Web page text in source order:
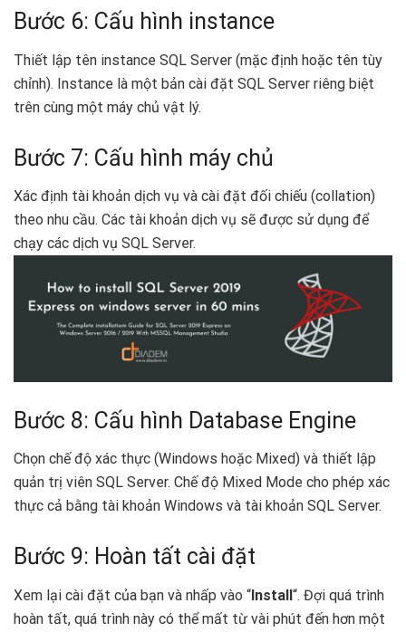
Bước 6: Cấu hình instance
Thiết lập tên instance SQL Server (mặc định hoặc tên tùy
chỉnh). Instance là một bản cài đặt SQL Server riêng biệt
trên cùng một máy chủ vật lý.
Bước 7: Cấu hình máy chủ
Xác định tài khoản dịch vụ và cài đặt đối chiếu (collation)
theo nhu cầu. Các tài khoản dịch vụ sẽ được sử dụng để
chạy các dịch vụ SQL Server.
Bước 8: Cấu hình Database Engine
Chọn chế độ xác thực (Windows hoặc Mixed) và thiết lập
quản trị viên SQL Server. Chế độ Mixed Mode cho phép xác
thực cả bằng tài khoản Windows và tài khoản SQL Server.
Bước 9: Hoàn tất cài đặt
Xem lại cài đặt của bạn và nhấp vào “Install“. Đợi quá trình
hoàn tất, quá trình này có thể mất từ vài phút đến hơn một